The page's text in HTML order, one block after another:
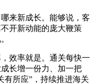
来新成长。能够说，客
开新动能的庞大鞭策
效率就是。通关每快一
长增一份力、加一把
有所应”，持续推进海关